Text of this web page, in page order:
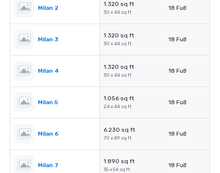
Milan 2
1.320 sq ft
30 x 44 sq ft
18 Fuß
Milan 3
1.320 sq ft
30 x 44 sq ft
18 Fuß
Milan 4
1.320 sq ft
30 x 44 sq ft
18 Fuß
Milan 5
1.056 sq ft
24 x 44 sq ft
18 Fuß
Milan 6
6.230 sq ft
70 x 89 sq ft
18 Fuß
Milan 7
1.890 sq ft
35 x 54 sq ft
18 Fuß